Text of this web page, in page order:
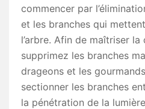
commencer par
et les branches qui
l’arbre. Afin de maîtriser
supprimez les branches
drageons et les
sectionner les branches
la pénétration de la